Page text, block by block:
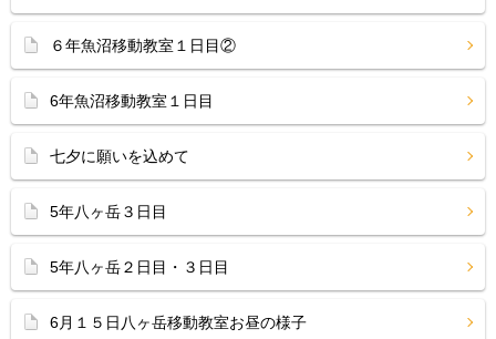
６年魚沼移動教室１日目②
6年魚沼移動教室１日目
七夕に願いを込めて
5年八ヶ岳３日目
5年八ヶ岳２日目・３日目
6月１５日八ヶ岳移動教室お昼の様子